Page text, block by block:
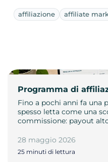
affiliazione affiliate
Programma di
Fino a pochi anni fa una
spesso letta come una
commissione: payout
28 maggio 2026
25 minuti di lettura